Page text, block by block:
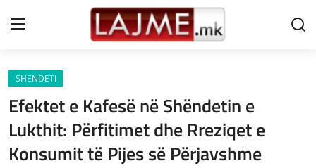
Shtëpi
LAJME MAQEDONI
SHQIPERI
SHENDETI
Efektet e Kafesë në Shëndetin e
Lukthit: Përfitimet dhe Rreziqet e
Konsumit të Pijes së Përjavshme